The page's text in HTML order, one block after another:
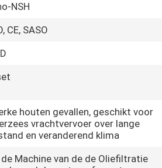
NSH
CE, SASO
houten gevallen, geschikt voor
vrachtvervoer over lange
en veranderend klima
de Machine van de de Oliefiltratie